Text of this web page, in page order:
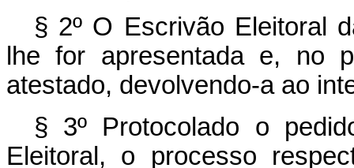
§ 2º O Escrivão Eleitoral
lhe for apresentada e, no
atestado, devolvendo-a ao
§ 3º Protocolado o
Eleitoral, o processo